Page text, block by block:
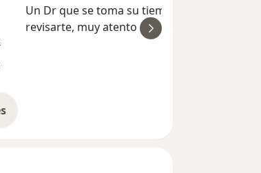
Un Dr que se toma su tiempo para evaluar y
revisarte, muy atento en el trato, y para explicar
la situacion. Me llevo tratamiento.